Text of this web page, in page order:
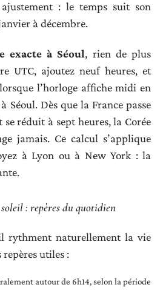
: le temps suit son
à décembre.
exacte à Séoul, rien de plus
UTC, ajoutez neuf heures, et
l’horloge affiche midi en
Séoul. Dès que la France passe
se réduit à sept heures, la Corée
jamais. Ce calcul s’applique
à Lyon ou à New York : la
: repères du quotidien
rythment naturellement la vie
utiles :
autour de 6h14, selon la période